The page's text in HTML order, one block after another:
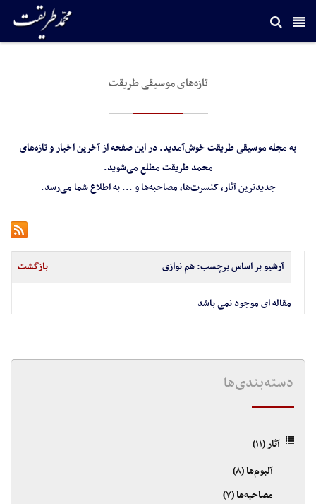
تازه‌های موسیقی طریقت
به مجله‌ موسیقی طریقت خوش‌آمدید. در این صفحه از آخرین اخبار و تازه‌های
محمد طریقت مطلع می‌شوید.
جدید‌ترین آثار، کنسرت‌ها، مصاحبه‌ها و ... به اطلاع شما می‌رسد.
آرشیو بر اساس برچسب:هم نوازی بازگشت
مقاله ای موجود نمی باشد
دسته‌بندی‌ها
آثار(۱۱)
آلبوم‌ها(۸)
مصاحبه‌ها(۷)